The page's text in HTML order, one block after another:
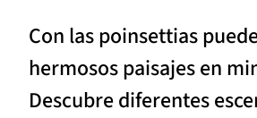
Con las poinsettias
hermosos paisajes en
Descubre diferentes